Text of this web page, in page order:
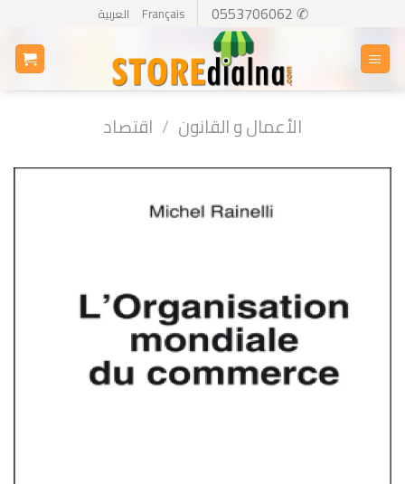
content
✆ 0553706062
Français العربية
الأعمال و القانون / اقتصاد